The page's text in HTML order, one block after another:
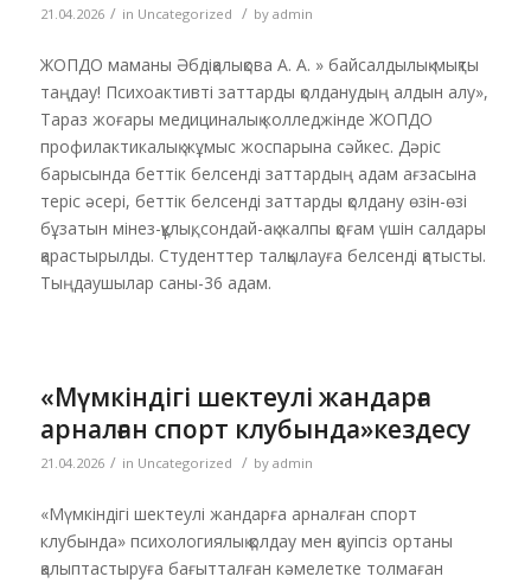
21.04.2026 / in Uncategorized / by admin
ЖОПДО маманы Әбдіқалықова А. А. » байсалдылық-мықты
таңдау! Психоактивті заттарды қолданудың алдын алу»,
Тараз жоғары медициналық колледжінде ЖОПДО
профилактикалық жұмыс жоспарына сәйкес. Дәріс
барысында беттік белсенді заттардың адам ағзасына
теріс әсері, беттік белсенді заттарды қолдану өзін-өзі
бұзатын мінез-құлық, сондай-ақ жалпы қоғам үшін салдары
қарастырылды. Студенттер талқылауға белсенді қатысты.
Тыңдаушылар саны-36 адам.
«Мүмкіндігі шектеулі жандарға
арналған спорт клубында»кездесу
21.04.2026 / in Uncategorized / by admin
«Мүмкіндігі шектеулі жандарға арналған спорт
клубында» психологиялық қолдау мен қауіпсіз ортаны
қалыптастыруға бағытталған кәмелетке толмаған